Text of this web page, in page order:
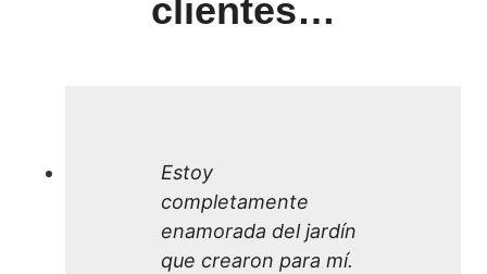
clientes…
Estoy
completamente
enamorada del jardín
que crearon para mí.